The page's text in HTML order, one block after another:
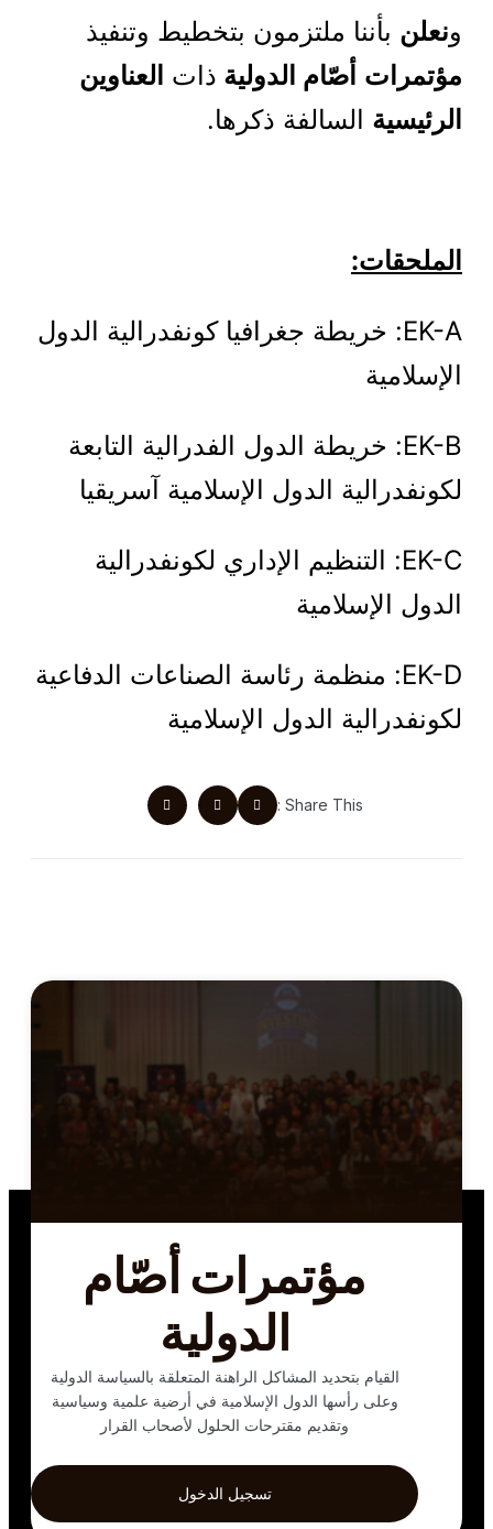
ونعلن بأننا ملتزمون بتخطيط وتنفيذ
مؤتمرات أصّام الدولية ذات العناوين
الرئيسية السالفة ذكرها.
الملحقات:
EK-A: خريطة جغرافيا كونفدرالية الدول
الإسلامية
EK-B: خريطة الدول الفدرالية التابعة
لكونفدرالية الدول الإسلامية آسريقيا
EK-C: التنظيم الإداري لكونفدرالية
الدول الإسلامية
EK-D: منظمة رئاسة الصناعات الدفاعية
لكونفدرالية الدول الإسلامية
Share This :
مؤتمرات أصّام
الدولية
القيام بتحديد المشاكل الراهنة المتعلقة بالسياسة الدولية
وعلى رأسها الدول الإسلامية في أرضية علمية وسياسية
وتقديم مقترحات الحلول لأصحاب القرار
تسجيل الدخول